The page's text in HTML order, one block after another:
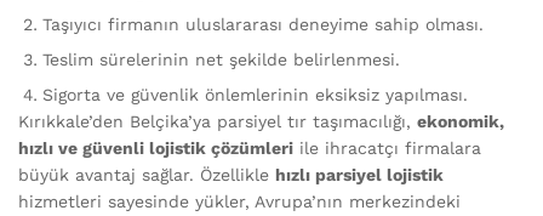
Taşıyıcı firmanın uluslararası deneyime sahip olması.
Teslim sürelerinin net şekilde belirlenmesi.
Sigorta ve güvenlik önlemlerinin eksiksiz yapılması.
Kırıkkale’den Belçika’ya parsiyel tır taşımacılığı, ekonomik,
hızlı ve güvenli lojistik çözümleri ile ihracatçı firmalara
büyük avantaj sağlar. Özellikle hızlı parsiyel lojistik
hizmetleri sayesinde yükler, Avrupa’nın merkezindeki